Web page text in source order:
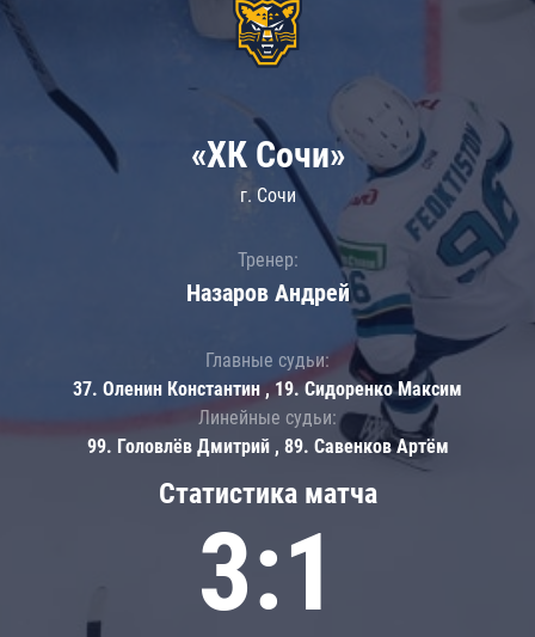
Статистика матча
3:1
«ХК Сочи»
г. Сочи
Тренер:
Назаров Андрей
Главные судьи:
37. Оленин Константин , 19. Сидоренко Максим
Линейные судьи:
99. Головлёв Дмитрий , 89. Савенков Артём